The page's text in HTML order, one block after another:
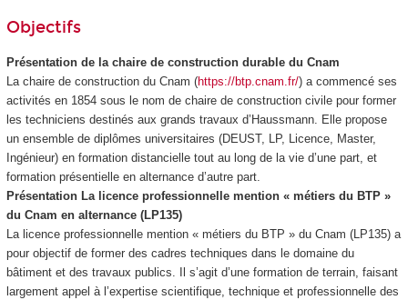
Objectifs
Présentation de la chaire de construction durable du Cnam
La chaire de construction du Cnam (https://btp.cnam.fr/) a commencé ses
activités en 1854 sous le nom de chaire de construction civile pour former
les techniciens destinés aux grands travaux d’Haussmann. Elle propose
un ensemble de diplômes universitaires (DEUST, LP, Licence, Master,
Ingénieur) en formation distancielle tout au long de la vie d’une part, et
formation présentielle en alternance d’autre part.
Présentation La licence professionnelle mention « métiers du BTP »
du Cnam en alternance (LP135)
La licence professionnelle mention « métiers du BTP » du Cnam (LP135) a
pour objectif de former des cadres techniques dans le domaine du
bâtiment et des travaux publics. Il s’agit d’une formation de terrain, faisant
largement appel à l’expertise scientifique, technique et professionnelle des